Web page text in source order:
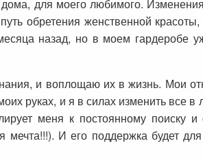
для моего любимого.
обретения женственной
назад, но в моем гардеробе
и воплощаю их в жизнь. Мои
руках, и я в силах изменить все
меня к постоянному поиску
И его поддержка будет